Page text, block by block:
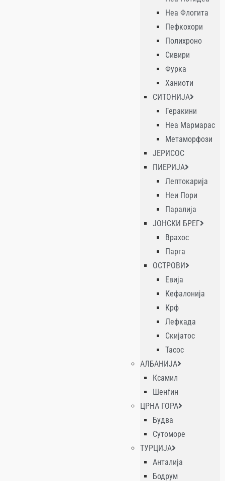
Неа Флогита
Пефкохори
Полихроно
Сивири
Фурка
Ханиоти
СИТОНИЈА
Геракини
Неа Мармарас
Метаморфози
ЈЕРИСОС
ПИЕРИЈА
Лептокарија
Неи Пори
Паралија
ЈОНСКИ БРЕГ
Врахос
Парга
ОСТРОВИ
Евија
Кефалонија
Крф
Лефкада
Скијатос
Тасос
АЛБАНИЈА
Ксамил
Шенѓин
ЦРНА ГОРА
Будва
Сутоморе
ТУРЦИЈА
Анталија
Бодрум